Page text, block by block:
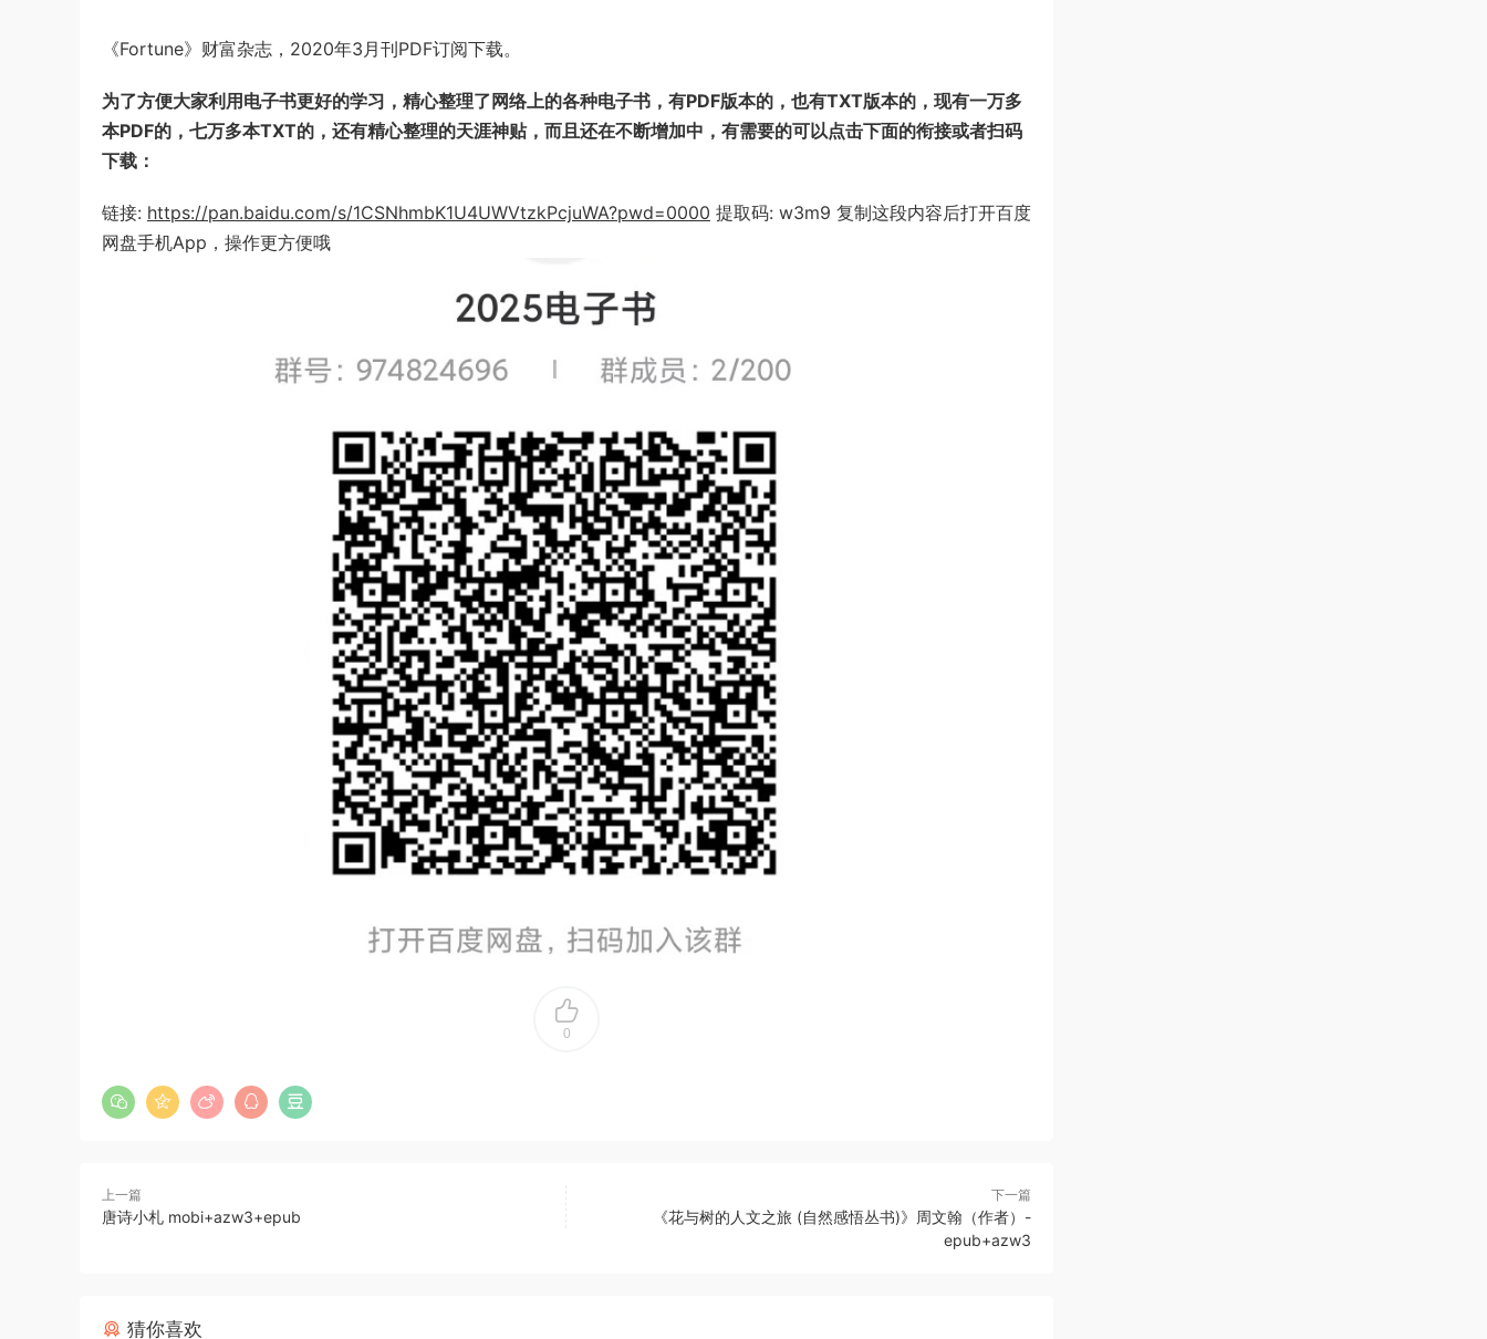
《Fortune》财富杂志，2020年3月刊PDF订阅下载。
为了方便大家利用电子书更好的学习，精心整理了网络上的各种电子书，有PDF版本的，也有TXT版本的，现有一万多
本PDF的，七万多本TXT的，还有精心整理的天涯神贴，而且还在不断增加中，有需要的可以点击下面的衔接或者扫码
下载：
链接: https://pan.baidu.com/s/1CSNhmbK1U4UWVtzkPcjuWA?pwd=0000 提取码: w3m9 复制这段内容后打开百度
网盘手机App，操作更方便哦
0
上一篇
唐诗小札 mobi+azw3+epub
下一篇
《花与树的人文之旅 (自然感悟丛书)》周文翰（作者）-
epub+azw3
猜你喜欢